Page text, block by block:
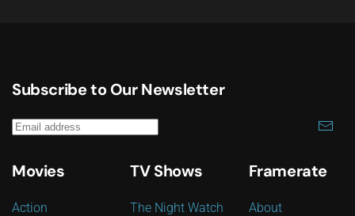
Subscribe to Our Newsletter
Movies
Action
TV Shows
The Night Watch
Framerate
About